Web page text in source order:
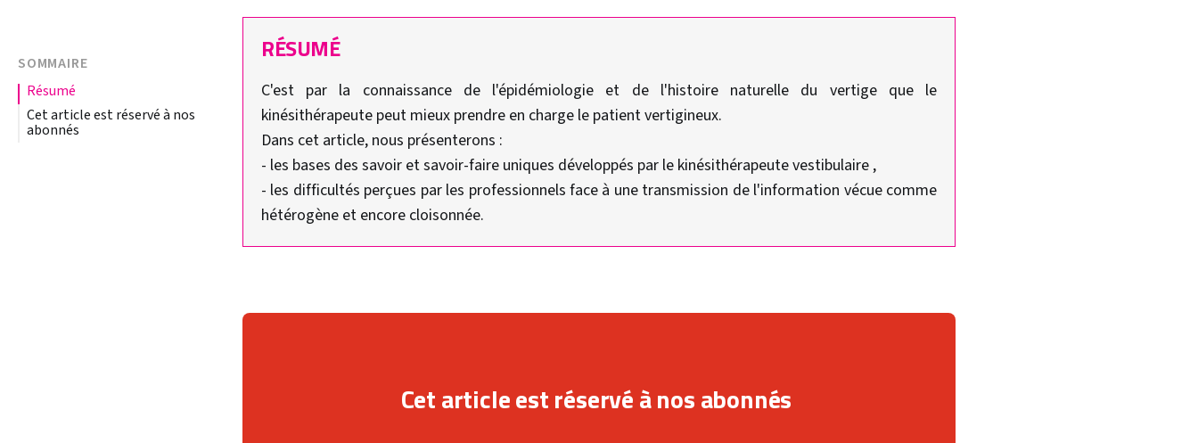
SOMMAIRE
résumé
Cet article est réservé à nos
abonnés
RÉSUMÉ
C'est par la connaissance de l'épidémiologie et de l'histoire naturelle du vertige que le
kinésithérapeute peut mieux prendre en charge le patient vertigineux.
Dans cet article, nous présenterons :
- les bases des savoir et savoir-faire uniques développés par le kinésithérapeute vestibulaire ,
- les difficultés perçues par les professionnels face à une transmission de l'information vécue comme
hétérogène et encore cloisonnée.
Cet article est réservé à nos abonnés